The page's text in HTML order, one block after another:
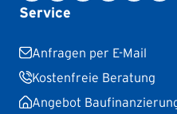
Service
Anfragen per E-Mail
Kostenfreie Beratung
Angebot